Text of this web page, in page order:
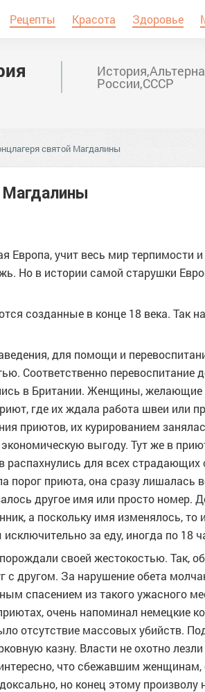
Рецепты Красота Здоровье
России,СССР
святой Магдалины
Магдалины
Европа, учит весь мир терпимости
Но в истории самой старушки
созданные в конце 18 века. Так
для помощи и
Соответственно перевоспитание
в Британии. Женщины, желающие
где их ждала работа швеи или
приютов, их курированием
выгоду. Тут же в
распахнулись для всех
порог приюта, она сразу лишалась
другое имя или просто номер.
а поскольку имя изменялось,
за еду, иногда по 18
своей жестокостью. Так,
с другом. За нарушение обета
спасением из такого ужасного
очень напоминал немецкие
отсутствие массовых убийств.
казну. Власти не охотно
что сбежавшим
но конец этому